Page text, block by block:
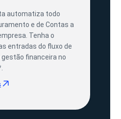
automatiza todo
e de Contas a
Tenha o
entradas do fluxo de
financeira no